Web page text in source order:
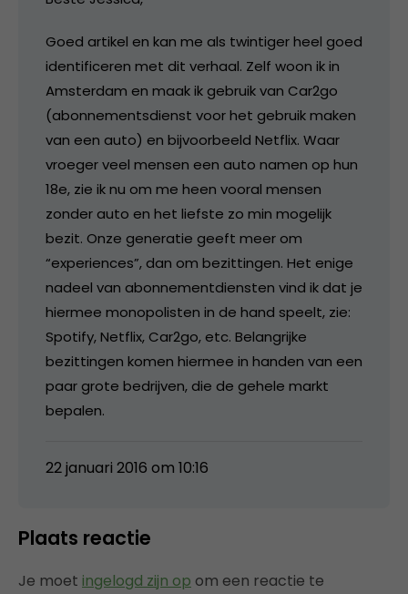
Goed artikel en kan me als twintiger heel goed
identificeren met dit verhaal. Zelf woon ik in
Amsterdam en maak ik gebruik van Car2go
(abonnementsdienst voor het gebruik maken
van een auto) en bijvoorbeeld Netflix. Waar
vroeger veel mensen een auto namen op hun
18e, zie ik nu om me heen vooral mensen
zonder auto en het liefste zo min mogelijk
bezit. Onze generatie geeft meer om
“experiences”, dan om bezittingen. Het enige
nadeel van abonnementdiensten vind ik dat je
hiermee monopolisten in de hand speelt, zie:
Spotify, Netflix, Car2go, etc. Belangrijke
bezittingen komen hiermee in handen van een
paar grote bedrijven, die de gehele markt
bepalen.
22 januari 2016 om 10:16
Plaats reactie
Je moet ingelogd zijn op om een reactie te